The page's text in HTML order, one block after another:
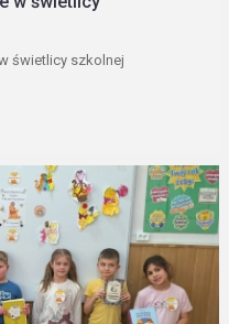
świetlicy szkolnej